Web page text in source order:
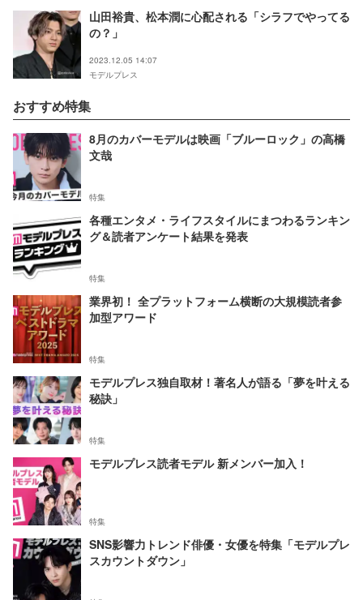
山田裕貴、松本潤に心配される「シラフでやってる
の？」
2023.12.05 14:07
モデルプレス
おすすめ特集
8月のカバーモデルは映画「ブルーロック」の高橋
文哉
特集
各種エンタメ・ライフスタイルにまつわるランキン
グ＆読者アンケート結果を発表
特集
業界初！ 全プラットフォーム横断の大規模読者参
加型アワード
特集
モデルプレス独自取材！著名人が語る「夢を叶える
秘訣」
特集
モデルプレス読者モデル 新メンバー加入！
特集
SNS影響力トレンド俳優・女優を特集「モデルプレ
スカウントダウン」